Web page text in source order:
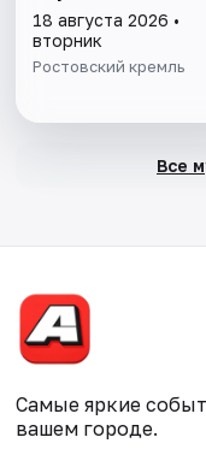
18 августа 2026 •
вторник
Ростовский кремль
Все
Самые яркие
вашем городе.